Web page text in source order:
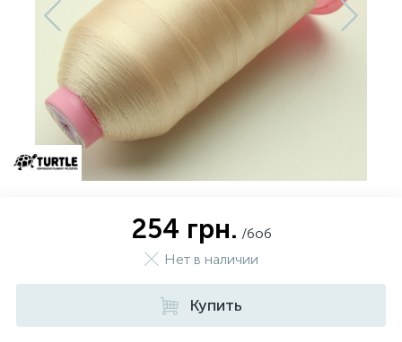
254 грн. /боб
Нет в наличии
Купить